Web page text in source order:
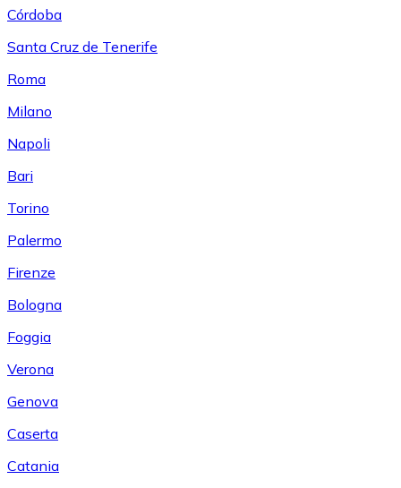
Córdoba
Santa Cruz de Tenerife
Roma
Milano
Napoli
Bari
Torino
Palermo
Firenze
Bologna
Foggia
Verona
Genova
Caserta
Catania